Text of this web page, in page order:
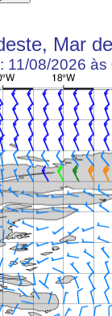
Mar
11/08/2026 às